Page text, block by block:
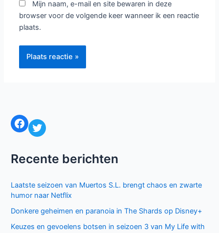
Mijn naam, e-mail en site bewaren in deze
browser voor de volgende keer wanneer ik een reactie
plaats.
Facebook Twitter
Recente berichten
Laatste seizoen van Muertos S.L. brengt chaos en zwarte
humor naar Netflix
Donkere geheimen en paranoia in The Shards op Disney+
Keuzes en gevoelens botsen in seizoen 3 van My Life with